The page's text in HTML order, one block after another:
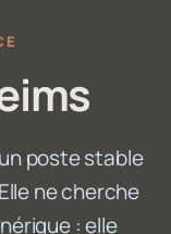
poste stable
ne cherche
: elle